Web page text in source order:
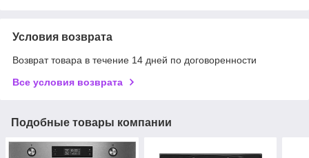
Условия возврата
Возврат товара в течение 14 дней по договоренности
Все условия возврата
Подобные товары компании